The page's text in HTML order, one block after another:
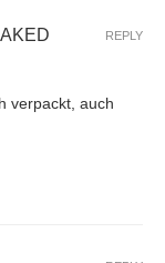
verpackt, auch
REPLY